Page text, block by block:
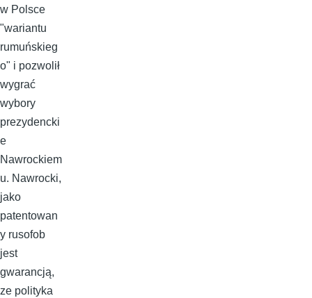
w Polsce
"wariantu
rumuńskieg
o" i pozwolił
wygrać
wybory
prezydencki
e
Nawrockiem
u. Nawrocki,
jako
patentowan
y rusofob
jest
gwarancją,
ze polityka